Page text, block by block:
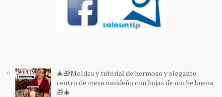
🎄🎁Moldes y tutorial de hermoso y elegante
centro de mesa navideño con hojas de noche buena
🎁🎄